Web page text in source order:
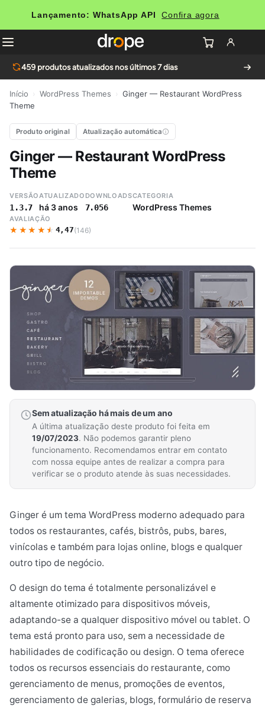
Lançamento: WhatsApp API Confira agora
459 produtos atualizados nos últimos 7 dias
Início WordPress Themes
Ginger — Restaurant WordPress
Theme
Produto original Atualização automática
Ginger — Restaurant WordPress
Theme
VERSÃO
1.3.7
ATUALIZADO
há 3 anos
DOWNLOADS
7.056
CATEGORIA
WordPress Themes
AVALIAÇÃO
★★★★★
★★★★★ 4,47(146)
Sem atualização há mais de um ano
A última atualização deste produto foi feita em
19/07/2023. Não podemos garantir pleno
funcionamento. Recomendamos entrar em contato
com nossa equipe antes de realizar a compra para
verificar se o produto atende às suas necessidades.
Ginger é um tema WordPress moderno adequado para
todos os restaurantes, cafés, bistrôs, pubs, bares,
vinícolas e também para lojas online, blogs e qualquer
outro tipo de negócio.
O design do tema é totalmente personalizável e
altamente otimizado para dispositivos móveis,
adaptando-se a qualquer dispositivo móvel ou tablet. O
tema está pronto para uso, sem a necessidade de
habilidades de codificação ou design. O tema oferece
todos os recursos essenciais do restaurante, como
gerenciamento de menus, promoções de eventos,
gerenciamento de galerias, blogs, formulário de reserva